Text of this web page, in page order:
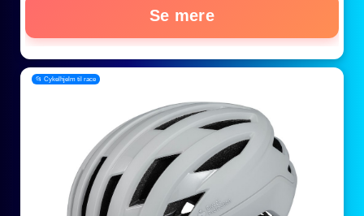
Se mere
📂 Cykelhjelm til race